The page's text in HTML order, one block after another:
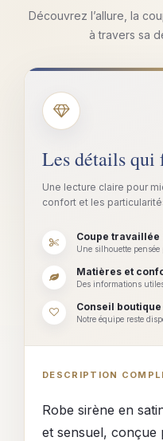
Découvrez l’allure, la
à travers sa
Les détails qui
Une lecture claire pour
confort et les
Coupe travaillée
Une silhouette
Matières et
Des informations
Conseil boutique
Notre équipe reste
DESCRIPTION
Robe sirène en
et sensuel, conçue